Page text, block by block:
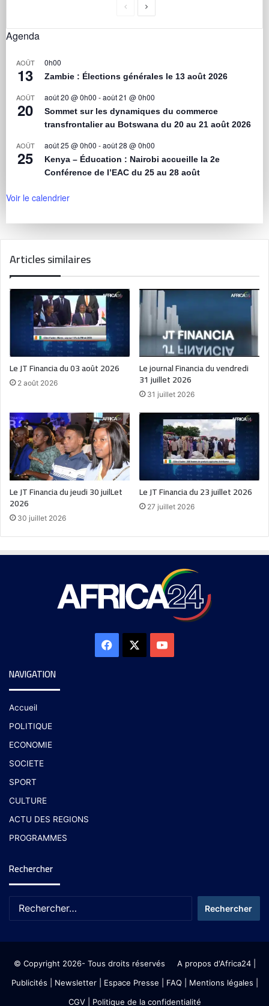
Agenda
AOÛT
13
0h00
Zambie : Élections générales le 13 août 2026
AOÛT
20
août 20 @ 0h00 -août 21 @ 0h00
Sommet sur les dynamiques du commerce
transfrontalier au Botswana du 20 au 21 août 2026
AOÛT
25
août 25 @ 0h00 -août 28 @ 0h00
Kenya – Éducation : Nairobi accueille la 2e
Conférence de l’EAC du 25 au 28 août
Voir le calendrier
Articles similaires
Le JT Financia du 03 août 2026
2 août 2026
Le journal Financia du vendredi
31 juillet 2026
31 juillet 2026
Le JT Financia du jeudi 30 juilLet
2026
30 juillet 2026
Le JT Financia du 23 juillet 2026
27 juillet 2026
NAVIGATION
Accueil
POLITIQUE
ECONOMIE
SOCIETE
SPORT
CULTURE
ACTU DES REGIONS
PROGRAMMES
Rechercher
© Copyright 2026- Tous droits réservés A propos d'Africa24|
Publicités
Newsletter| Espace Presse | FAQ | Mentions légales
CGV| Politique de la confidentialité